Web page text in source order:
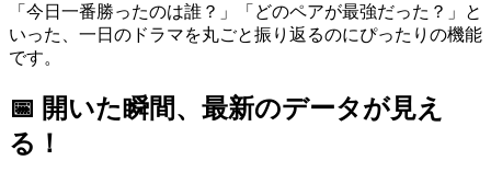
「今日一番勝ったのは誰？」「どのペアが最強だった？」と
いった、一日のドラマを丸ごと振り返るのにぴったりの機能
です。
📅 開いた瞬間、最新のデータが見え
る！